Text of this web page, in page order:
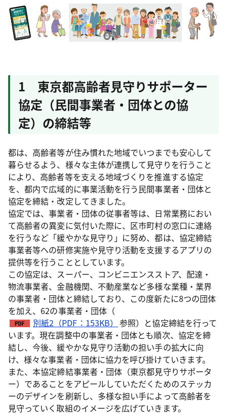
1 東京都高齢者見守りサポーター
協定（民間事業者・団体との協
定）の締結等
都は、高齢者等が住み慣れた地域でいつまでも安心して
暮らせるよう、様々な主体が連携して見守りを行うこと
により、高齢者等を支える地域づくりを推進する協定
を、都内で広域的に事業活動を行う民間事業者・団体と
協定を締結・改定してきました。
協定では、事業者・団体の従事者等は、日常業務におい
て高齢者の異変に気付いた際に、区市町村の窓口に連絡
を行うなど「緩やかな見守り」に努め、都は、協定締結
事業者等への研修実施や見守り活動を支援するアプリの
提供等を行うこととしています。
この協定は、スーパー、コンビニエンスストア、配達・
物流事業者、金融機関、不動産業など多様な業種・業界
の事業者・団体と締結しており、この度新たに8つの団体
を加え、62の事業者・団体（
別紙2（PDF：153KB） 参照）と協定締結を行って
います。現在調整中の事業者・団体とも順次、協定を締
結し、今後、緩やかな見守り活動の担い手の拡大に向
け、様々な事業者・団体に協力を呼び掛けていきます。
また、本協定締結事業者・団体（東京都見守りサポータ
ー）であることをアピールしていただくためのステッカ
ーのデザインを刷新し、多様な担い手によって高齢者を
見守っていく取組のイメージを広げていきます。